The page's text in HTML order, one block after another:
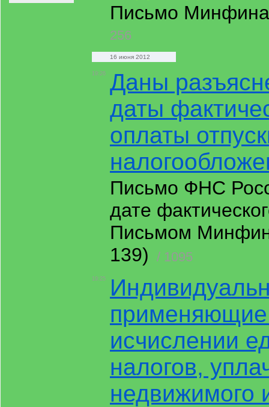
Письмо Минфина
256
16 июня 2012
19:26
Даны
даты
оплаты
Письмо ФНС
дате
Письмом
139) / 1095
19:25
исчислении
налогов,
недвижимого